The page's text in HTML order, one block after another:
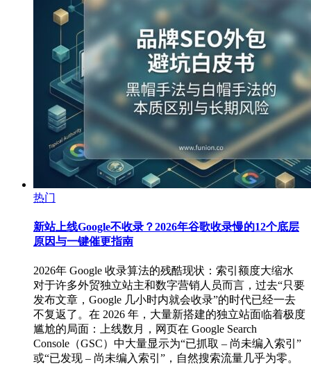
热门
新站上线Google不收录？2026年谷歌收录慢的12个底层
原因与一键催更指南
2026年 Google 收录算法的残酷现状：索引额度大缩水
对于许多外贸独立站主和数字营销人员而言，过去“只要
发布文章，Google 几小时内就会收录”的时代已经一去
不复返了。在 2026 年，大量新搭建的独立站面临着极度
尴尬的局面：上线数月，网页在 Google Search
Console（GSC）中大量显示为“已抓取 – 尚未编入索引”
或“已发现 – 尚未编入索引”，自然搜索流量几乎为零。